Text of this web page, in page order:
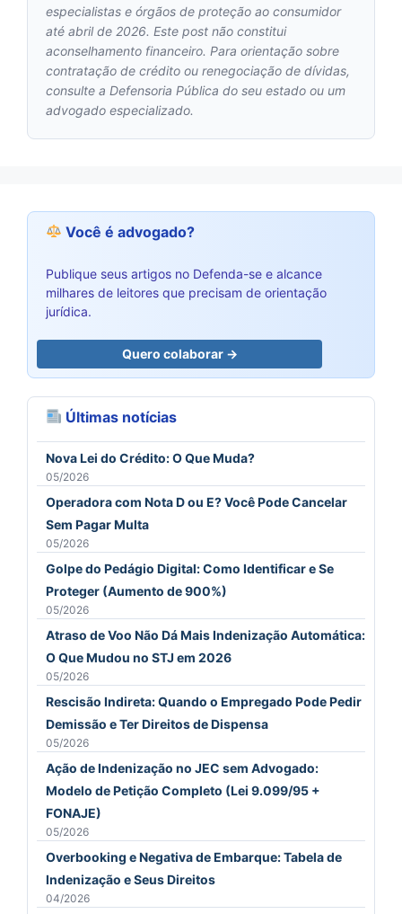
especialistas e órgãos de proteção ao consumidor
até abril de 2026. Este post não constitui
aconselhamento financeiro. Para orientação sobre
contratação de crédito ou renegociação de dívidas,
consulte a Defensoria Pública do seu estado ou um
advogado especializado.
Você é advogado?
Publique seus artigos no Defenda-se e alcance
milhares de leitores que precisam de orientação
jurídica.
Quero colaborar →
Últimas notícias
Nova Lei do Crédito: O Que Muda?
05/2026
Operadora com Nota D ou E? Você Pode Cancelar
Sem Pagar Multa
05/2026
Golpe do Pedágio Digital: Como Identificar e Se
Proteger (Aumento de 900%)
05/2026
Atraso de Voo Não Dá Mais Indenização Automática:
O Que Mudou no STJ em 2026
05/2026
Rescisão Indireta: Quando o Empregado Pode Pedir
Demissão e Ter Direitos de Dispensa
05/2026
Ação de Indenização no JEC sem Advogado:
Modelo de Petição Completo (Lei 9.099/95 +
FONAJE)
05/2026
Overbooking e Negativa de Embarque: Tabela de
Indenização e Seus Direitos
04/2026